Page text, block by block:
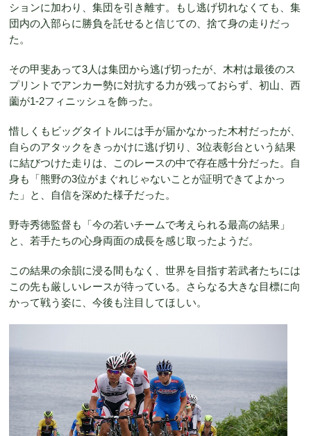
ションに加わり、集団を引き離す。もし逃げ切れなくても、集
団内の入部らに勝負を託せると信じての、捨て身の走りだっ
た。
その甲斐あって3人は集団から逃げ切ったが、木村は最後のス
プリントでアンカー勢に対抗する力が残っておらず、初山、西
薗が1-2フィニッシュを飾った。
惜しくもビッグタイトルには手が届かなかった木村だったが、
自らのアタックをきっかけに逃げ切り、3位表彰台という結果
に結びつけた走りは、このレースの中で存在感十分だった。自
身も「熊野の3位がまぐれじゃないことが証明できてよかっ
た」と、自信を深めた様子だった。
野寺秀徳監督も「今の若いチームで考えられる最高の結果」
と、若手たちの心身両面の成長を感じ取ったようだ。
この結果の余韻に浸る間もなく、世界を目指す若武者たちには
この先も厳しいレースが待っている。さらなる大きな目標に向
かって戦う姿に、今後も注目してほしい。